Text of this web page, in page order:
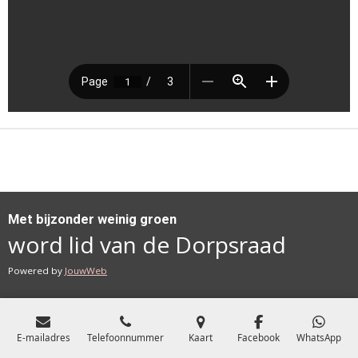
Met bijzonder weinig groen
word lid van de Dorpsraad
Powered by JouwWeb
E-mailadres Telefoonnummer Kaart Facebook WhatsApp